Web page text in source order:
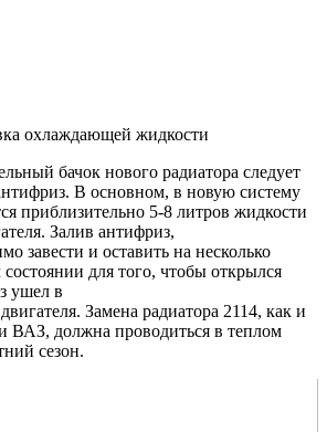
охлаждающей жидкости
бачок нового радиатора следует
В основном, в новую систему
приблизительно 5-8 литров жидкости
Залив антифриз,
завести и оставить на несколько
для того, чтобы открылся
ушел в
Замена радиатора 2114, как и
ВАЗ, должна проводиться в теплом
сезон.